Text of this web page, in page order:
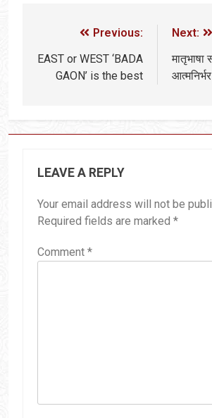
Previous:
EAST or WEST ‘BADA
GAON’ is the best
Next:
मातृभाषा
LEAVE A REPLY
Your email address will not be
Required fields are marked *
Comment *